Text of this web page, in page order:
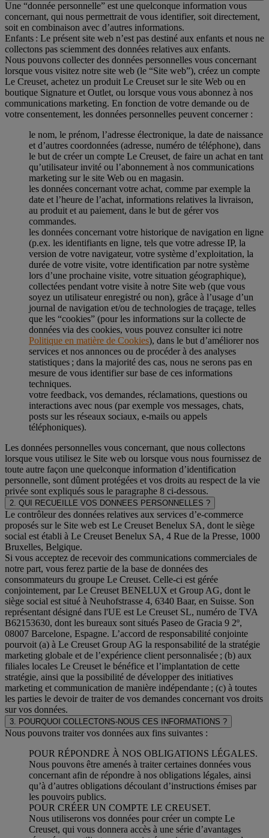
Une “donnée personnelle” est une quelconque information vous
concernant, qui nous permettrait de vous identifier, soit directement,
soit en combinaison avec d’autres informations.
Enfants : Le présent site web n’est pas destiné aux enfants et nous ne
collectons pas sciemment des données relatives aux enfants.
Nous pouvons collecter des données personnelles vous concernant
lorsque vous visitez notre site web (le “Site web”), créez un compte
Le Creuset, achetez un produit Le Creuset sur le site Web ou en
boutique Signature et Outlet, ou lorsque vous vous abonnez à nos
communications marketing. En fonction de votre demande ou de
votre consentement, les données personnelles peuvent concerner :
le nom, le prénom, l’adresse électronique, la date de naissance
et d’autres coordonnées (adresse, numéro de téléphone), dans
le but de créer un compte Le Creuset, de faire un achat en tant
qu’utilisateur invité ou l’abonnement à nos communications
marketing sur le site Web ou en magasin.
les données concernant votre achat, comme par exemple la
date et l’heure de l’achat, informations relatives la livraison,
au produit et au paiement, dans le but de gérer vos
commandes.
les données concernant votre historique de navigation en ligne
(p.ex. les identifiants en ligne, tels que votre adresse IP, la
version de votre navigateur, votre système d’exploitation, la
durée de votre visite, votre identification par notre système
lors d’une prochaine visite, votre situation géographique),
collectées pendant votre visite à notre Site web (que vous
soyez un utilisateur enregistré ou non), grâce à l’usage d’un
journal de navigation et/ou de technologies de traçage, telles
que les “cookies” (pour les informations sur la collecte de
données via des cookies, vous pouvez consulter ici notre
Politique en matière de Cookies), dans le but d’améliorer nos
services et nos annonces ou de procéder à des analyses
statistiques ; dans la majorité des cas, nous ne serons pas en
mesure de vous identifier sur base de ces informations
techniques.
votre feedback, vos demandes, réclamations, questions ou
interactions avec nous (par exemple vos messages, chats,
posts sur les réseaux sociaux, e-mails ou appels
téléphoniques).
Les données personnelles vous concernant, que nous collectons
lorsque vous utilisez le Site web ou lorsque vous nous fournissez de
toute autre façon une quelconque information d’identification
personnelle, sont dûment protégées et vos droits au respect de la vie
privée sont expliqués sous le paragraphe 8 ci-dessous.
2. QUI RECUEILLE VOS DONNEES PERSONNELLES ?
Le contrôleur des données relatives aux services d’e-commerce
proposés sur le Site web est Le Creuset Benelux SA, dont le siège
social est établi à Le Creuset Benelux SA, 4 Rue de la Presse, 1000
Bruxelles, Belgique.
Si vous acceptez de recevoir des communications commerciales de
notre part, vous ferez partie de la base de données des
consommateurs du groupe Le Creuset. Celle-ci est gérée
conjointement, par Le Creuset BENELUX et Group AG, dont le
siège social est situé à Neuhofstrasse 4, 6340 Baar, en Suisse. Son
représentant désigné dans l'UE est Le Creuset SL, numéro de TVA
B62153630, dont les bureaux sont situés Paseo de Gracia 9 2º,
08007 Barcelone, Espagne. L’accord de responsabilité conjointe
pourvoit (a) à Le Creuset Group AG la responsabilité de la stratégie
marketing globale et de l’expérience client personnalisée ; (b) aux
filiales locales Le Creuset le bénéfice et l’implantation de cette
stratégie, ainsi que la possibilité de développer des initiatives
marketing et communication de manière indépendante ; (c) à toutes
les parties le devoir de traiter de vos demandes concernant vos droits
sur vos données.
3. POURQUOI COLLECTONS-NOUS CES INFORMATIONS ?
Nous pouvons traiter vos données aux fins suivantes :
POUR RÉPONDRE À NOS OBLIGATIONS LÉGALES.
Nous pouvons être amenés à traiter certaines données vous
concernant afin de répondre à nos obligations légales, ainsi
qu’à d’autres obligations découlant d’instructions émises par
les pouvoirs publics.
POUR CRÉER UN COMPTE LE CREUSET.
Nous utiliserons vos données pour créer un compte Le
Creuset, qui vous donnera accès à une série d’avantages